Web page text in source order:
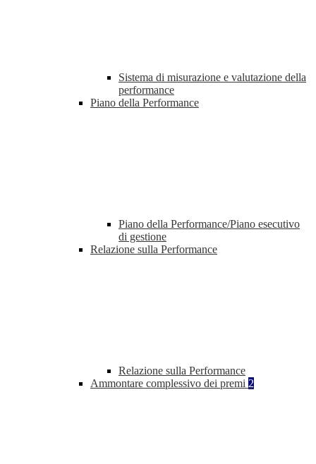
Sistema di misurazione e valutazione della
performance
Piano della Performance
Piano della Performance/Piano esecutivo
di gestione
Relazione sulla Performance
Relazione sulla Performance
Ammontare complessivo dei premi 2